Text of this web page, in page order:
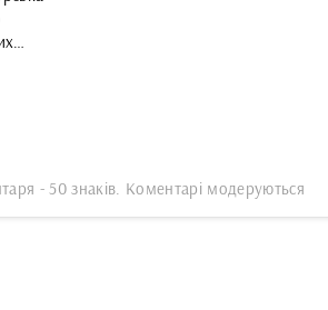
- 50 знаків. Коментарі модеруються